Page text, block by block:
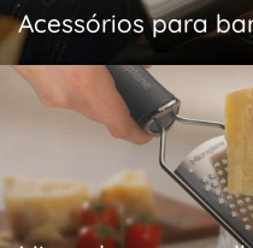
Acessórios para